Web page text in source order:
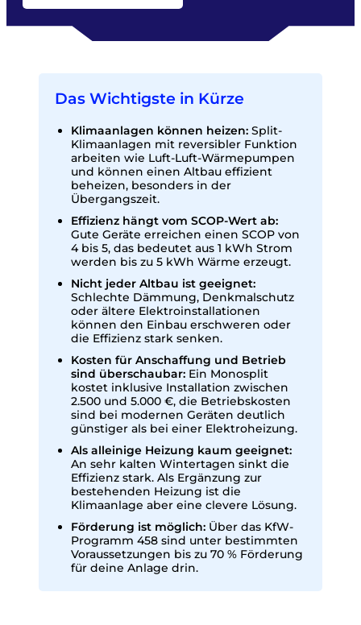
Das Wichtigste in Kürze
Klimaanlagen können heizen: Split-
Klimaanlagen mit reversibler Funktion
arbeiten wie Luft-Luft-Wärmepumpen
und können einen Altbau effizient
beheizen, besonders in der
Übergangszeit.
Effizienz hängt vom SCOP-Wert ab:
Gute Geräte erreichen einen SCOP von
4 bis 5, das bedeutet aus 1 kWh Strom
werden bis zu 5 kWh Wärme erzeugt.
Nicht jeder Altbau ist geeignet:
Schlechte Dämmung, Denkmalschutz
oder ältere Elektroinstallationen
können den Einbau erschweren oder
die Effizienz stark senken.
Kosten für Anschaffung und Betrieb
sind überschaubar: Ein Monosplit
kostet inklusive Installation zwischen
2.500 und 5.000 €, die Betriebskosten
sind bei modernen Geräten deutlich
günstiger als bei einer Elektroheizung.
Als alleinige Heizung kaum geeignet:
An sehr kalten Wintertagen sinkt die
Effizienz stark. Als Ergänzung zur
bestehenden Heizung ist die
Klimaanlage aber eine clevere Lösung.
Förderung ist möglich: Über das KfW-
Programm 458 sind unter bestimmten
Voraussetzungen bis zu 70 % Förderung
für deine Anlage drin.